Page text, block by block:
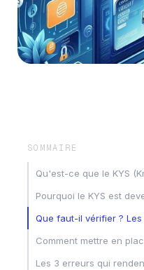
SOMMAIRE
Qu'est-ce que le KYS
Pourquoi le KYS est
Que faut-il vérifier ?
Comment mettre en
Les 3 erreurs qui